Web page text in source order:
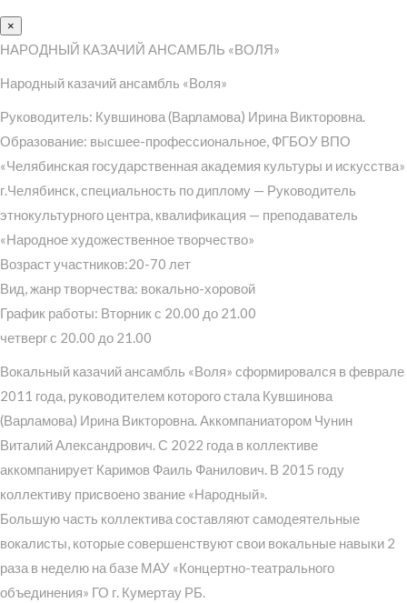
×
НАРОДНЫЙ КАЗАЧИЙ АНСАМБЛЬ «ВОЛЯ»
Народный казачий ансамбль «Воля»
Руководитель: Кувшинова (Варламова) Ирина Викторовна.
Образование: высшее-профессиональное, ФГБОУ ВПО
«Челябинская государственная академия культуры и искусства»
г.Челябинск, специальность по диплому — Руководитель
этнокультурного центра, квалификация — преподаватель
«Народное художественное творчество»
Возраст участников:20-70 лет
Вид, жанр творчества: вокально-хоровой
График работы: Вторник с 20.00 до 21.00
четверг с 20.00 до 21.00
Вокальный казачий ансамбль «Воля» сформировался в феврале
2011 года, руководителем которого стала Кувшинова
(Варламова) Ирина Викторовна. Аккомпаниатором Чунин
Виталий Александрович. С 2022 года в коллективе
аккомпанирует Каримов Фаиль Фанилович. В 2015 году
коллективу присвоено звание «Народный».
Большую часть коллектива составляют самодеятельные
вокалисты, которые совершенствуют свои вокальные навыки 2
раза в неделю на базе МАУ «Концертно-театрального
объединения» ГО г. Кумертау РБ.